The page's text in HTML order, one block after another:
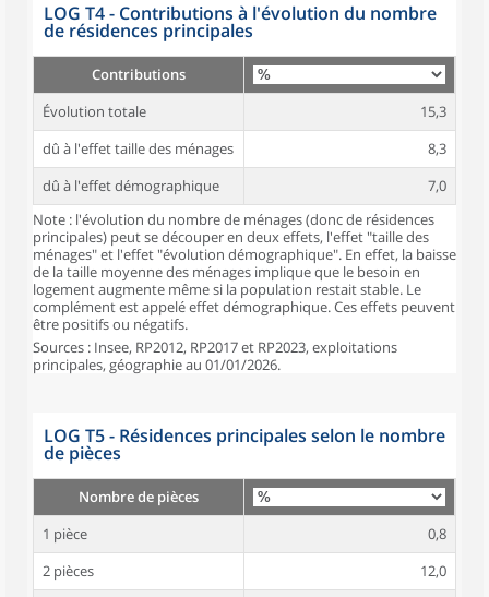
LOG T4 - Contributions à l'évolution du nombre
de résidences principales
Contributions
Évolution totale
15,3
dû à l'effet taille des ménages
8,3
dû à l'effet démographique
7,0
Note : l'évolution du nombre de ménages (donc de résidences
principales) peut se découper en deux effets, l'effet "taille des
ménages" et l'effet "évolution démographique". En effet, la baisse
de la taille moyenne des ménages implique que le besoin en
logement augmente même si la population restait stable. Le
complément est appelé effet démographique. Ces effets peuvent
être positifs ou négatifs.
Sources : Insee, RP2012, RP2017 et RP2023, exploitations
principales, géographie au 01/01/2026.
LOG T5 - Résidences principales selon le nombre
de pièces
Nombre de pièces
1 pièce
0,8
2 pièces
12,0